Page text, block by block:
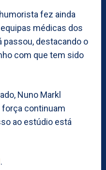
fez ainda
médicas dos
passou, destacando o
com que tem sido
Nuno Markl
força continuam
ao estúdio está
.